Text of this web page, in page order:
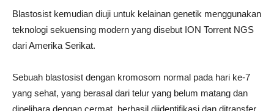
Blastosist kemudian diuji untuk kelainan genetik menggunakan
teknologi sekuensing modern yang disebut ION Torrent NGS
dari Amerika Serikat.
Sebuah blastosist dengan kromosom normal pada hari ke-7
yang sehat, yang berasal dari telur yang belum matang dan